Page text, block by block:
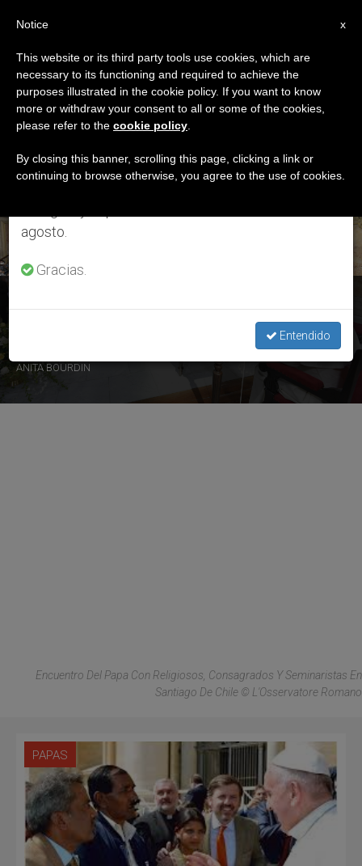
DÍA
Febrero 26th, 2018
ÚLTIMAS NOTICIAS
ANITA BOURDIN
Encuentro Del Papa Con Religiosos, Consagrados Y Seminaristas En
Santiago De Chile © L'Osservatore Romano
PAPAS
×
Aviso importante
Del 27 de julio al 7 de agosto haremos la pausa
anual, aprovechando que en el periodo de verano
se generan menos informaciones y también el
agosto.
Gracias.
Entendido
x
Notice
This website or its third party tools use cookies, which are
necessary to its functioning and required to achieve the
purposes illustrated in the cookie policy. If you want to know
more or withdraw your consent to all or some of the cookies,
please refer to the cookie policy
By closing this banner, scrolling this page, clicking a link or
continuing to browse otherwise, you agree to the use of cookies.